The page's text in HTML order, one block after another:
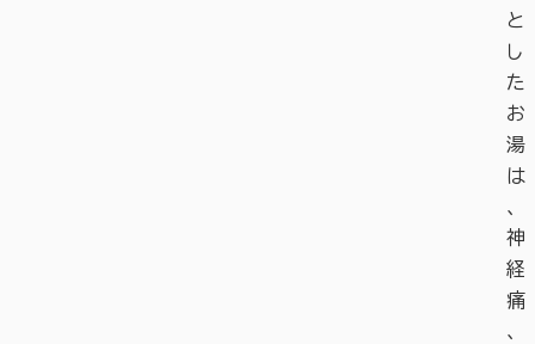
と
し
た
お
湯
は
、
神
経
痛
、